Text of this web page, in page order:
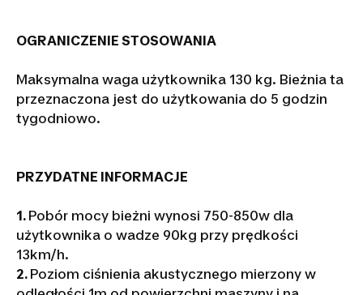
OGRANICZENIE STOSOWANIA
Maksymalna waga użytkownika 130 kg. Bieżnia ta
przeznaczona jest do użytkowania do 5 godzin
tygodniowo.
PRZYDATNE INFORMACJE
1. Pobór mocy bieżni wynosi 750-850w dla
użytkownika o wadze 90kg przy prędkości
13km/h.
2. Poziom ciśnienia akustycznego mierzony w